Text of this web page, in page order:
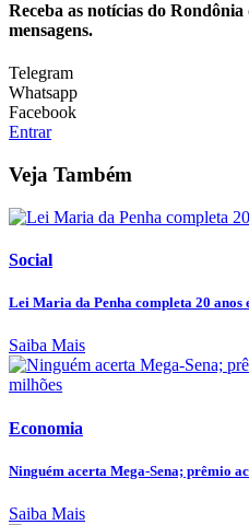
Receba as notícias do
mensagens.
Telegram
Whatsapp
Facebook
Entrar
Veja Também
Social
Lei Maria da Penha completa 20 anos
Saiba Mais
Economia
Ninguém acerta Mega-Sena; prêmio
Saiba Mais